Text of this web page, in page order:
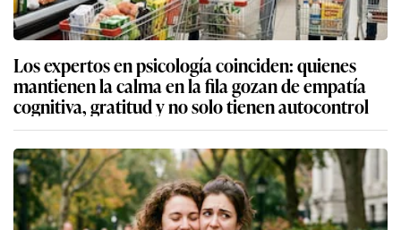
Los expertos en psicología coinciden: quienes
mantienen la calma en la fila gozan de empatía
cognitiva, gratitud y no solo tienen autocontrol